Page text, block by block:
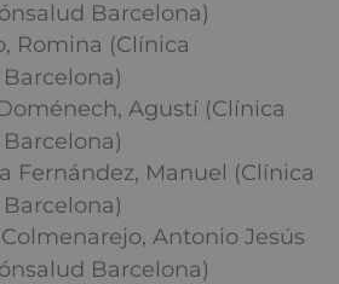
Barcelona)
Romina (Clínica
Agustí (Clínica
Fernández, Manuel (Clínica
Antonio Jesús
Barcelona)